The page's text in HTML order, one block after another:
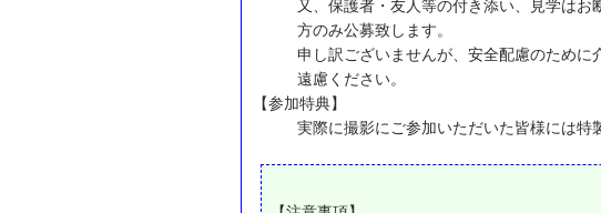
又、保護者・友人等の付き添い、見学は
方のみ公募致します。
申し訳ございませんが、安全配慮のため
遠慮ください。
【参加特典】
実際に撮影にご参加いただいた皆様には特